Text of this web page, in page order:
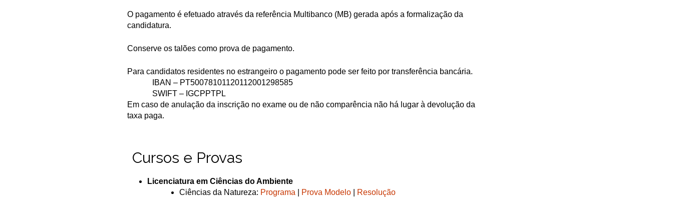
O pagamento é efetuado através da referência Multibanco (MB) gerada após a formalização da
candidatura.
Conserve os talões como prova de pagamento.
Para candidatos residentes no estrangeiro o pagamento pode ser feito por transferência bancária.
IBAN – PT50078101120112001298585
SWIFT – IGCPPTPL
Em caso de anulação da inscrição no exame ou de não comparência não há lugar à devolução da
taxa paga.
Cursos e Provas
Licenciatura em Ciências do Ambiente
Ciências da Natureza: Programa Prova Modelo Resolução